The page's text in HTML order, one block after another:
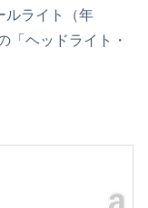
ルライト（年
「ヘッドライト・